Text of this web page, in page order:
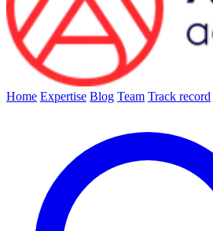
Home Expertise Blog Team Track record